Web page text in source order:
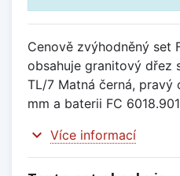
Cenově zvýhodněný set
obsahuje granitový dřez
TL/7 Matná černá,
mm a baterii FC
expand_more Více informací